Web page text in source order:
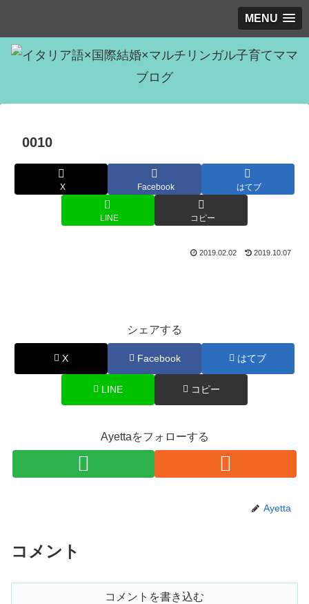
MENU
0010
X Facebook はてブ
LINE コピー
2019.02.02 2019.10.07
シェアする
X Facebook はてブ
LINE コピー
Ayettaをフォローする
Ayetta
コメント
コメントを書き込む